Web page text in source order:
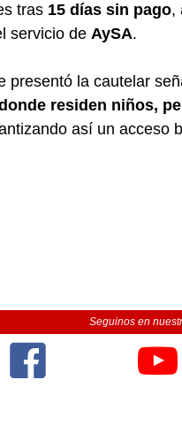
tras 15 días sin pago,
servicio de AySA.
presentó la cautelar
residen niños,
así un acceso
Seguinos en